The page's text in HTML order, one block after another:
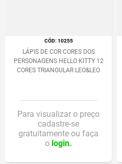
:10255
LÁPIS DE COR CORES DOS
PERSONAGENS HELLO KITTY 12
CORES TRIANGULAR LEO&LEO
Para visualizar o preço
cadastre-se
gratuitamente ou faça
o login.